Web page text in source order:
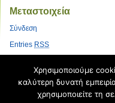
Μεταστοιχεία
Σύνδεση
Entries RSS
Εκπαιδευτικές Κοινότητες &
Ιστολόγια ΠΣΔ
Χρησιμοποιούμε
καλύτερη δυνατή
χρησιμοποιείτε τη